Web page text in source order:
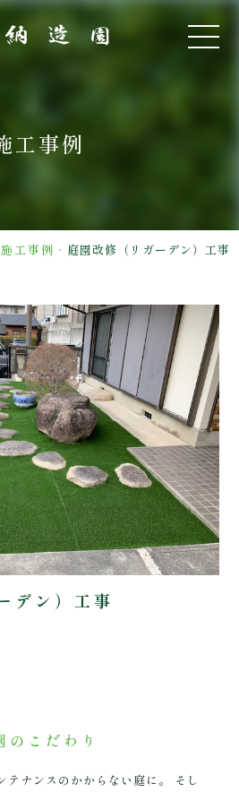
工事例
施工事例 ・ 庭園改修（リガーデン）工事
デン）工事
のこだわり
テナンスのかからない庭に。 そし